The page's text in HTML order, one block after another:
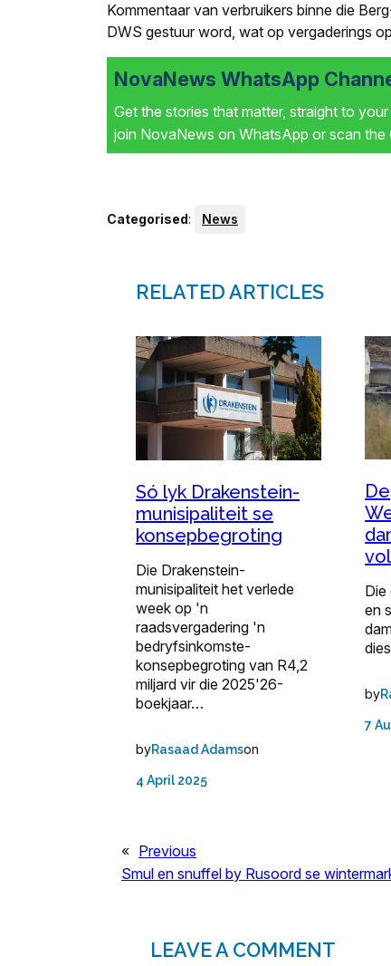
Kommentaar van verbruikers binne die
DWS gestuur word, wat op vergaderings
NovaNews WhatsApp
Get the stories that matter, straight to
join NovaNews on WhatsApp or scan
Categorised: News
RELATED ARTICLES
Só lyk Drakenstein-
munisipaliteit se
konsepbegroting
Die Drakenstein-
munisipaliteit het verlede
week op 'n
raadsvergadering 'n
bedryfsinkomste-
konsepbegroting van R4,2
miljard vir die 2025'26-
boekjaar…
byRasaad Adamson
4 April 2025
Die
en
by
7
« Previous
Smul en snuffel by Rusoord se
LEAVE A COMMENT